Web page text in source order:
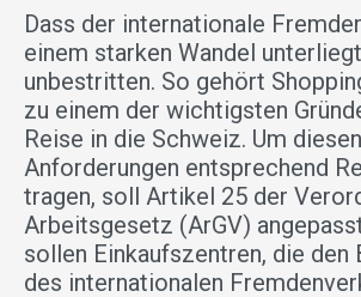
Dass der internationale
einem starken Wandel
unbestritten. So gehört
zu einem der wichtigsten
Reise in die Schweiz. Um
Anforderungen entsprechend
tragen, soll Artikel 25 der
Arbeitsgesetz (ArGV)
sollen Einkaufszentren, die den
des internationalen